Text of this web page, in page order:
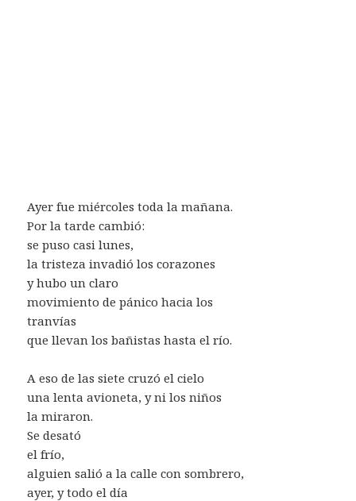
Ayer fue miércoles toda la mañana.
Por la tarde cambió:
se puso casi lunes,
la tristeza invadió los corazones
y hubo un claro
movimiento de pánico hacia los
tranvías
que llevan los bañistas hasta el río.
A eso de las siete cruzó el cielo
una lenta avioneta, y ni los niños
la miraron.
Se desató
el frío,
alguien salió a la calle con sombrero,
ayer, y todo el día